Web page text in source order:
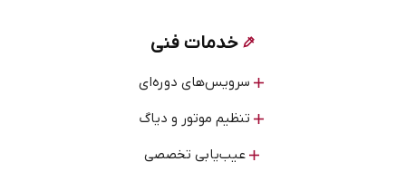
خدمات فنی
سرویس‌های دوره‌ای
تنظیم موتور و دیاگ
عیب‌یابی تخصصی